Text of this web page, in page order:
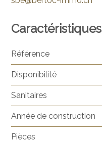
Caractéristiques
Référence
Disponibilité
Sanitaires
Année de construction
Pièces